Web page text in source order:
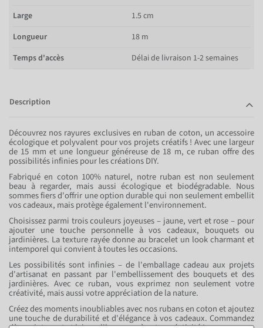
Large
1.5 cm
Longueur
18 m
Temps d'accès
Délai de livraison 1-2 semaines
Description
Découvrez nos rayures exclusives en ruban de coton, un accessoire
écologique et polyvalent pour vos projets créatifs ! Avec une largeur
de 15 mm et une longueur généreuse de 18 m, ce ruban offre des
possibilités infinies pour les créations DIY.
Fabriqué en coton 100% naturel, notre ruban est non seulement
beau à regarder, mais aussi écologique et biodégradable. Nous
sommes fiers d'offrir une option durable qui non seulement embellit
vos cadeaux, mais protège également l'environnement.
Choisissez parmi trois couleurs joyeuses – jaune, vert et rose – pour
ajouter une touche personnelle à vos cadeaux, bouquets ou
jardinières. La texture rayée donne au bracelet un look charmant et
intemporel qui convient à toutes les occasions.
Les possibilités sont infinies – de l'emballage cadeau aux projets
d'artisanat en passant par l'embellissement des bouquets et des
jardinières. Avec ce ruban, vous exprimez non seulement votre
créativité, mais aussi votre appréciation de la nature.
Créez des moments inoubliables avec nos rubans en coton et ajoutez
une touche de durabilité et d'élégance à vos cadeaux. Commandez